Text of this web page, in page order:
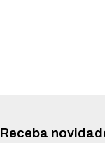
Receba